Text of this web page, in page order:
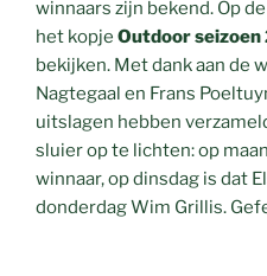
winnaars zijn bekend. Op
het kopje Outdoor
bekijken. Met dank aan de
Nagtegaal en Frans
uitslagen hebben
sluier op te lichten: op
winnaar, op dinsdag is dat
donderdag Wim Grillis.